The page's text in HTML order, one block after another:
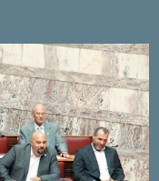
με τη νίκη τους στον
τα δυσάρεστα. Τα πολύ